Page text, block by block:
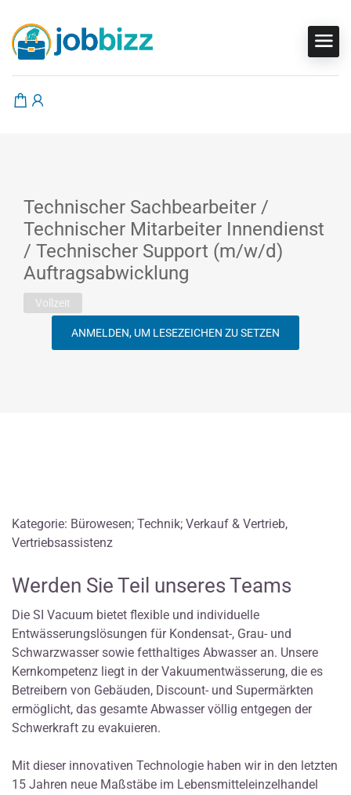
Technischer Sachbearbeiter /
Technischer Mitarbeiter Innendienst
/ Technischer Support (m/w/d)
Auftragsabwicklung
Vollzeit
ANMELDEN, UM LESEZEICHEN ZU SETZEN
Kategorie: Bürowesen; Technik; Verkauf & Vertrieb,
Vertriebsassistenz
Werden Sie Teil unseres Teams
Die SI Vacuum bietet flexible und individuelle
Entwässerungslösungen für Kondensat-, Grau- und
Schwarzwasser sowie fetthaltiges Abwasser an. Unsere
Kernkompetenz liegt in der Vakuumentwässerung, die es
Betreibern von Gebäuden, Discount- und Supermärkten
ermöglicht, das gesamte Abwasser völlig entgegen der
Schwerkraft zu evakuieren.
Mit dieser innovativen Technologie haben wir in den letzten
15 Jahren neue Maßstäbe im Lebensmitteleinzelhandel